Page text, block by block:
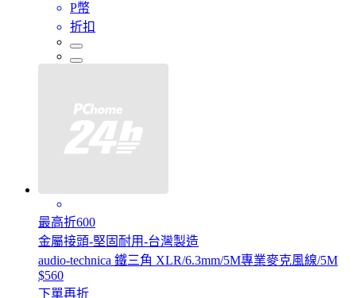
P幣
折扣
最高折600
金屬接頭-堅固耐用-台灣製造
audio-technica 鐵三角 XLR/6.3mm/5M專業麥克風線/5M
$560
下單再折